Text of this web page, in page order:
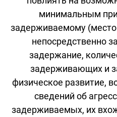
минимальным
задерживаемому
непосредственно
задержание,
задерживающих и
физическое развитие,
сведений об
задерживаемых, их